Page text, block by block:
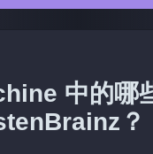
中的哪
？